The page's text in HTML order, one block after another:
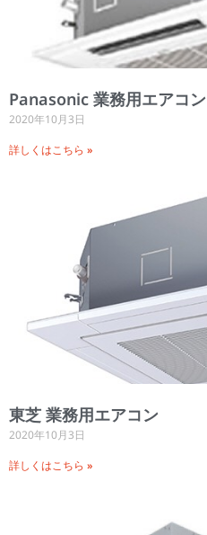
Panasonic 業務用エアコン
2020年10月3日
詳しくはこちら »
東芝 業務用エアコン
2020年10月3日
詳しくはこちら »